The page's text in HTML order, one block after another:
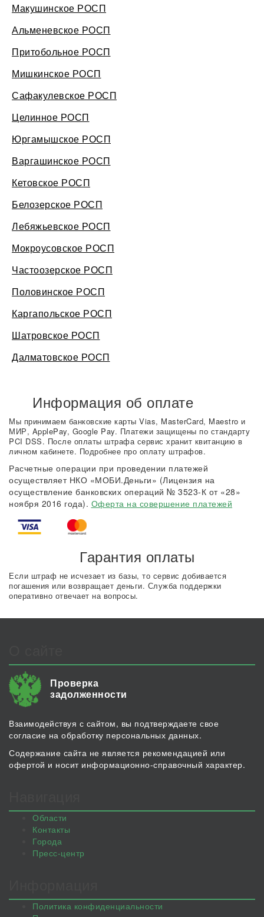
Макушинское РОСП
Альменевское РОСП
Притобольное РОСП
Мишкинское РОСП
Сафакулевское РОСП
Целинное РОСП
Юргамышское РОСП
Варгашинское РОСП
Кетовское РОСП
Белозерское РОСП
Лебяжьевское РОСП
Мокроусовское РОСП
Частоозерское РОСП
Половинское РОСП
Каргапольское РОСП
Шатровское РОСП
Далматовское РОСП
Информация об оплате
Мы принимаем банковские карты Vias, MasterCard, Maestro и
МИР, ApplePay, Google Pay. Платежи защищены по стандарту
PCI DSS. После оплаты штрафа сервис хранит квитанцию в
личном кабинете. Подробнее про оплату штрафов.
Расчетные операции при проведении платежей
осуществляет НКО «МОБИ.Деньги» (Лицензия на
осуществление банковских операций № 3523-К от «28»
ноября 2016 года). Оферта на совершение платежей
Гарантия оплаты
Если штраф не исчезает из базы, то сервис добивается
погашения или возвращает деньги. Служба поддержки
оперативно отвечает на вопросы.
Проверка
задолженности
Взаимодействуя с сайтом, вы подтверждаете свое
согласие на обработку персональных данных.
Содержание сайта не является рекомендацией или
офертой и носит информационно-справочный характер.
Области
Контакты
Города
Пресс-центр
Политика конфиденциальности